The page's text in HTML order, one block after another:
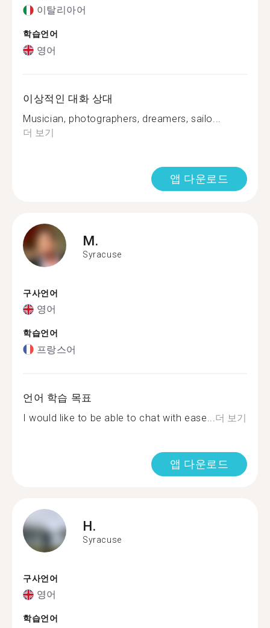
이탈리아어
학습언어
영어
이상적인 대화 상대
Musician, photographers, dreamers, sailo...
더 보기
앱 다운로드
M.
Syracuse
구사언어
영어
학습언어
프랑스어
언어 학습 목표
I would like to be able to chat with ease... 더 보기
앱 다운로드
H.
Syracuse
구사언어
영어
학습언어